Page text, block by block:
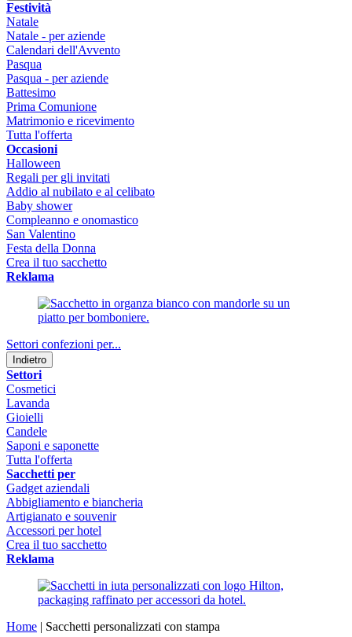
Festività
Natale
Natale - per aziende
Calendari dell'Avvento
Pasqua
Pasqua - per aziende
Battesimo
Prima Comunione
Matrimonio e ricevimento
Tutta l'offerta
Occasioni
Halloween
Regali per gli invitati
Addio al nubilato e al celibato
Baby shower
Compleanno e onomastico
San Valentino
Festa della Donna
Crea il tuo sacchetto
Reklama
Settori confezioni per...
Indietro
Settori
Cosmetici
Lavanda
Gioielli
Candele
Saponi e saponette
Tutta l'offerta
Sacchetti per
Gadget aziendali
Abbigliamento e biancheria
Artigianato e souvenir
Accessori per hotel
Crea il tuo sacchetto
Reklama
Home | Sacchetti personalizzati con stampa